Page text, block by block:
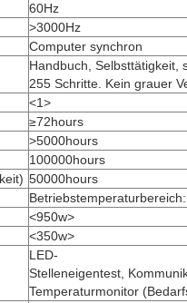
60Hz
>3000Hz
Computer synchron
Handbuch,
255 Schritte. Kein grauer
<1>
≥72hours
>5000hours
100000hours
50000hours
<950w>
<350w>
LED-
Stelleneigentest,
Temperaturmonitor